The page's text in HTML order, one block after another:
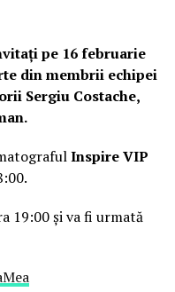
la alegerile
pe 16 februarie
din membrii echipei
Sergiu Costache,
Inspire VIP
19:00 și va fi urmată